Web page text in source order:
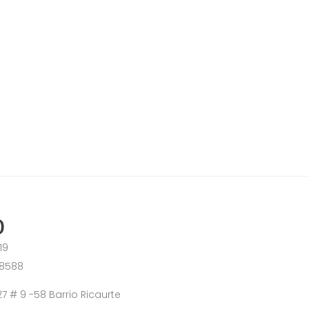
# 9 -58 Barrio Ricaurte